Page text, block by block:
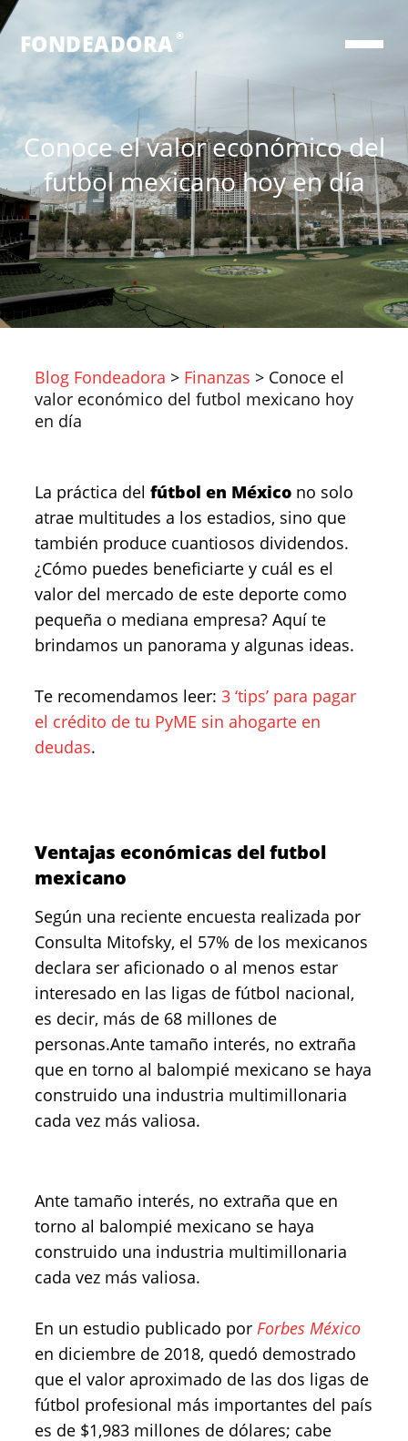
FONDEADORA ®
Conoce el valor económico del
futbol mexicano hoy en día
Blog Fondeadora > Finanzas > Conoce el
valor económico del futbol mexicano hoy
en día
La práctica del fútbol en México no solo
atrae multitudes a los estadios, sino que
también produce cuantiosos dividendos.
¿Cómo puedes beneficiarte y cuál es el
valor del mercado de este deporte como
pequeña o mediana empresa? Aquí te
brindamos un panorama y algunas ideas.
Te recomendamos leer: 3 ‘tips’ para pagar
el crédito de tu PyME sin ahogarte en
deudas.
Ventajas económicas del futbol
mexicano
Según una reciente encuesta realizada por
Consulta Mitofsky, el 57% de los mexicanos
declara ser aficionado o al menos estar
interesado en las ligas de fútbol nacional,
es decir, más de 68 millones de
personas.Ante tamaño interés, no extraña
que en torno al balompié mexicano se haya
construido una industria multimillonaria
cada vez más valiosa.
Ante tamaño interés, no extraña que en
torno al balompié mexicano se haya
construido una industria multimillonaria
cada vez más valiosa.
En un estudio publicado por Forbes México
en diciembre de 2018, quedó demostrado
que el valor aproximado de las dos ligas de
fútbol profesional más importantes del país
es de $1,983 millones de dólares; cabe